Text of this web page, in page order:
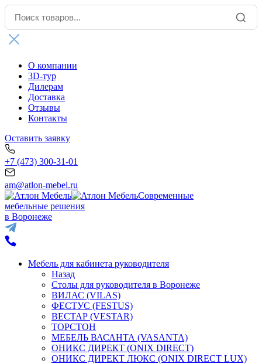
О компании
3D-тур
Дилерам
Доставка
Отзывы
Контакты
Оставить заявку
+7 (473) 300-31-01
am@atlon-mebel.ru
Современные
мебельные решения
в Воронеже
Мебель для кабинета руководителя
Назад
Столы для руководителя в Воронеже
ВИЛАС (VILAS)
ФЕСТУС (FESTUS)
ВЕСТАР (VESTAR)
ТОРСТОН
МЕБЕЛЬ ВАСАНТА (VASANTA)
ОНИКС ДИРЕКТ (ONIX DIRECT)
ОНИКС ДИРЕКТ ЛЮКС (ONIX DIRECT LUX)